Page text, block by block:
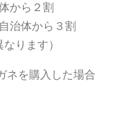
ら２割
治体から３割
ります）
を購入した場合